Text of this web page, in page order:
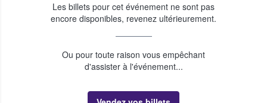
Les billets pour cet événement ne sont pas
encore disponibles, revenez ultérieurement.
Ou pour toute raison vous empêchant
d'assister à l'événement...